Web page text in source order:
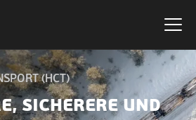
(HCT)
SICHERERE UND